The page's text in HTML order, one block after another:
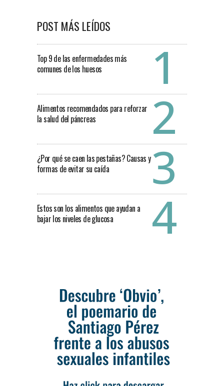
POST MÁS LEÍDOS
Top 9 de las enfermedades más
comunes de los huesos
Alimentos recomendados para reforzar
la salud del páncreas
¿Por qué se caen las pestañas? Causas y
formas de evitar su caída
Estos son los alimentos que ayudan a
bajar los niveles de glucosa